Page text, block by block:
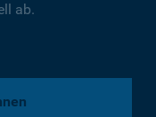
ab.